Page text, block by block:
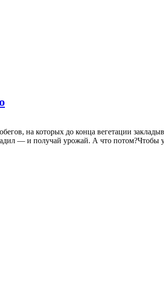
на которых до конца вегетации
— и получай урожай. А что потом?Чтобы